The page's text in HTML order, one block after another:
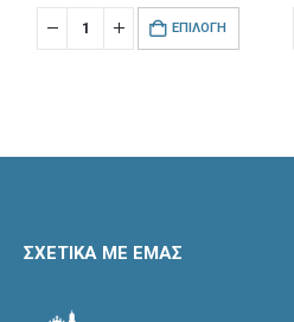
EΠΙΛΟΓΉ
ΣΧΕΤΙΚΑ ΜΕ ΕΜΑΣ